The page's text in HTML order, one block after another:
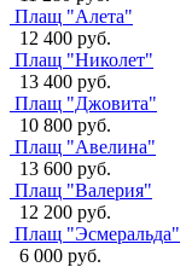
Плащ "Алета"
12 400 руб.
Плащ "Николет"
13 400 руб.
Плащ "Джовита"
10 800 руб.
Плащ "Авелина"
13 600 руб.
Плащ "Валерия"
12 200 руб.
Плащ "Эсмеральда"
6 000 руб.